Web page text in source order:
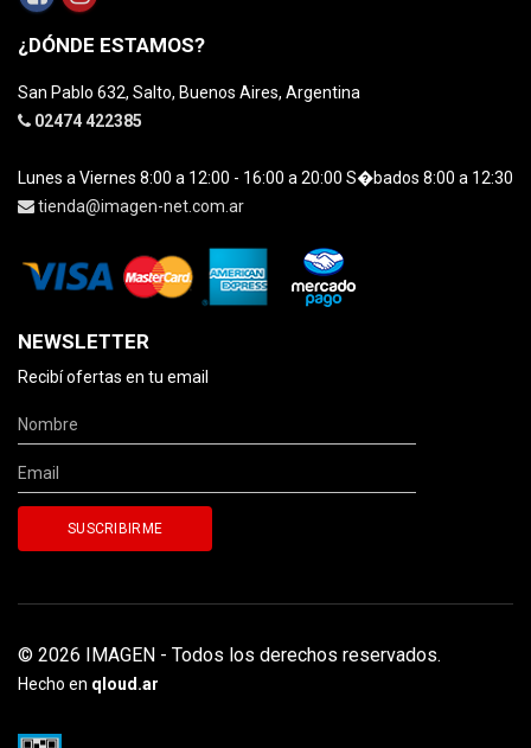
¿DÓNDE ESTAMOS?
San Pablo 632, Salto, Buenos Aires, Argentina
02474 422385
Lunes a Viernes 8:00 a 12:00 - 16:00 a 20:00 S�bados 8:00 a 12:30
tienda@imagen-net.com.ar
NEWSLETTER
Recibí ofertas en tu email
© 2026 IMAGEN - Todos los derechos reservados.
Hecho en qloud.ar